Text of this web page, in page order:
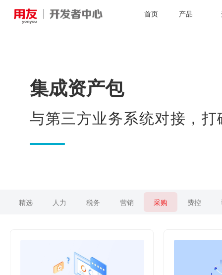
首页 产品
集成资产包
与第三方业务系统对接，
精选 人力 税务 营销 采购 费控